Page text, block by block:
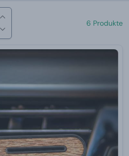
6 Produkte